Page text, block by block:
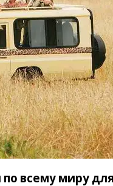
всему миру